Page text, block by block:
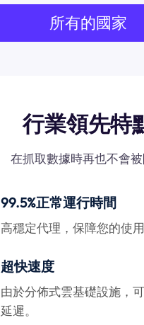
所有的國家
行業領先特
在抓取數據時再也不會
99.5%正常運行時間
高穩定代理，保障您的使用
超快速度
由於分佈式雲基礎設施，
延遲。